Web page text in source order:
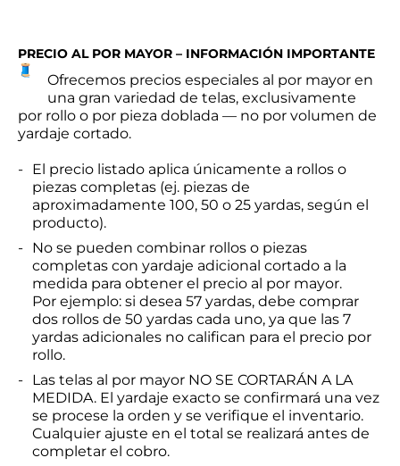
PRECIO AL POR MAYOR – INFORMACIÓN IMPORTANTE
Ofrecemos precios especiales al por mayor en
una gran variedad de telas, exclusivamente
por rollo o por pieza doblada — no por volumen de
yardaje cortado.
El precio listado aplica únicamente a rollos o
piezas completas (ej. piezas de
aproximadamente 100, 50 o 25 yardas, según el
producto).
No se pueden combinar rollos o piezas
completas con yardaje adicional cortado a la
medida para obtener el precio al por mayor.
Por ejemplo: si desea 57 yardas, debe comprar
dos rollos de 50 yardas cada uno, ya que las 7
yardas adicionales no califican para el precio por
rollo.
Las telas al por mayor NO SE CORTARÁN A LA
MEDIDA. El yardaje exacto se confirmará una vez
se procese la orden y se verifique el inventario.
Cualquier ajuste en el total se realizará antes de
completar el cobro.